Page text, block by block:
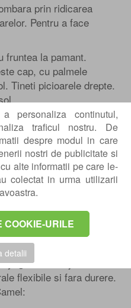
personaliza continutul,
traficul nostru. De
despre modul in care
nostri de publicitate si
alte informatii pe care le-
colectat in urma utilizarii
COOKIE-URILE
detalii
prin ridicarea
Pentru a face
fruntea la pamant.
cap, cu palmele
Tineti picioarele drepte.
complete, apoi
si fiecare picior.
membre.
si vrei sa te
intrebari si vezi
Centrokinetic.
yoga. Poate ajuta in
flexibile si fara durere.